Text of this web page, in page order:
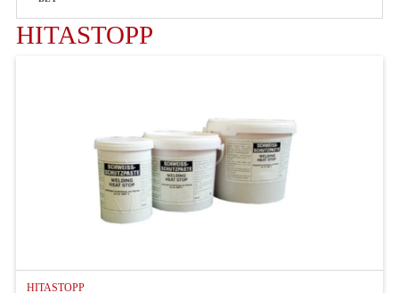
VIÐSKIPTASKILMÁLAR
Q-RAILING HANDRIÐAKERFI
VÖRUR
SKILMÁLAR
HITASTOPP
HITASTOPP